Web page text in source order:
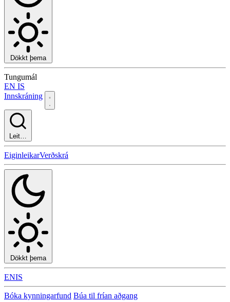
Dökkt þema
Tungumál
EN IS
Innskráning
Leit…
EiginleikarVerðskrá
Dökkt þema
ENIS
Bóka kynningarfund Búa til frían aðgang